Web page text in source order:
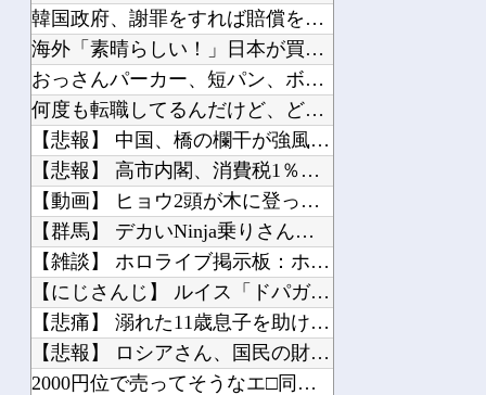
Powered by livedoor 相互RSS
韓国政府、謝罪をすれば賠償を放棄する案を日本側に提示するも拒...
海外「素晴らしい！」日本が買収したUSスチール驚異の大復活に...
おっさんパーカー、短パン、ボディーバッグがダサい！自分は女だ...
何度も転職してるんだけど、どこ行っても「生意気」と悪く言われ...
【悲報】 中国、橋の欄干が強風一発で粉々に 鉄筋ゼロ 当局「...
【悲報】 高市内閣、消費税1％表明でも支持率下落 →ついに６...
【動画】 ヒョウ2頭が木に登って激しい戦い
【群馬】 デカいNinja乗りさん、後方確認しない軽四に当て...
【雑談】 ホロライブ掲示板：ホロ速：PART2【配信実況可】
【にじさんじ】 ルイス「ドパガキの時代は終わり！セロトニン優...
【悲痛】 溺れた11歳息子を助けようと川へ…40歳父親が死亡...
【悲報】 ロシアさん、国民の財産を没収しはじめるｗｗｗｗｗ
2000円位で売ってそうなエ□同人的デビルサマナー 第2話